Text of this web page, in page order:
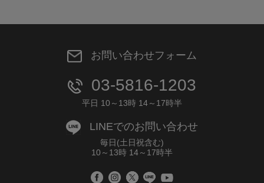
お問い合わせフォーム
03-5816-1203
平日 10～13時 14～17時半
LINEでのお問い合わせ
毎日(土日祝含む)
10～13時 14～17時半